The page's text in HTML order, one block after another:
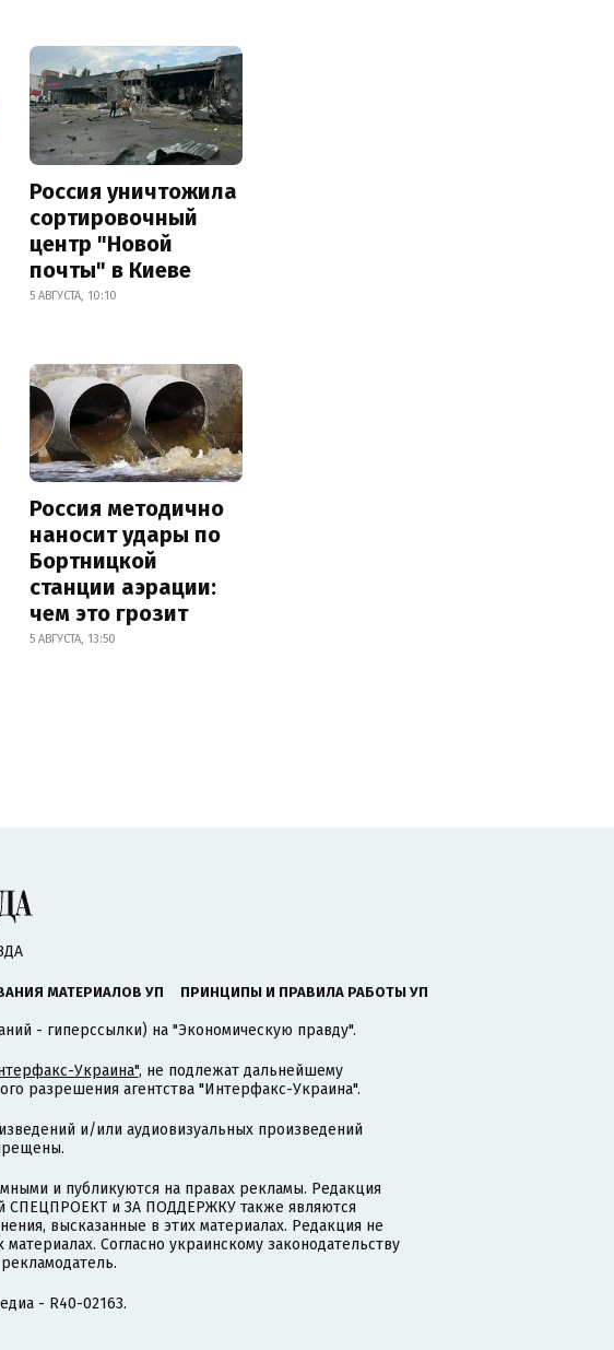
Россия уничтожила
сортировочный
центр "Новой
почты" в Киеве
5 АВГУСТА, 10:10
Россия методично
наносит удары по
Бортницкой
станции аэрации:
чем это грозит
5 АВГУСТА, 13:50
МАТЕРИАЛОВ УП ПРИНЦИПЫ И ПРАВИЛА РАБОТЫ УП
- гиперссылки) на "Экономическую правду".
Украина", не подлежат дальнейшему
разрешения агентства "Интерфакс-Украина".
и/или аудиовизуальных произведений
и публикуются на правах рекламы. Редакция
СПЕЦПРОЕКТ и ЗА ПОДДЕРЖКУ также являются
высказанные в этих материалах. Редакция не
Согласно украинскому законодательству
- R40-02163.